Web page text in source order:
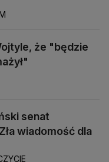
że "będzie
senat
wiadomość dla